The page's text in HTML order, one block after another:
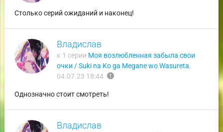
Столько серий ожиданий и наконец!
Владислав
к 1 серии Моя возлюбленная забыла свои
очки / Suki na Ko ga Megane wo Wasureta,
04.07.23 18:44 report
Однозначно стоит смотреть!
Владислав